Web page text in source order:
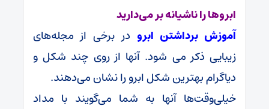
ابروها را ناشیانه بر می‌دارید
آموزش برداشتن ابرو در برخی از مجله‌های
زیبایی ذکر می شود. آنها از روی چند شکل و
دیاگرام بهترین شکل ابرو را نشان می‌دهند.
خیلی‌وقت‌ها آنها به شما می‌گویند با مداد